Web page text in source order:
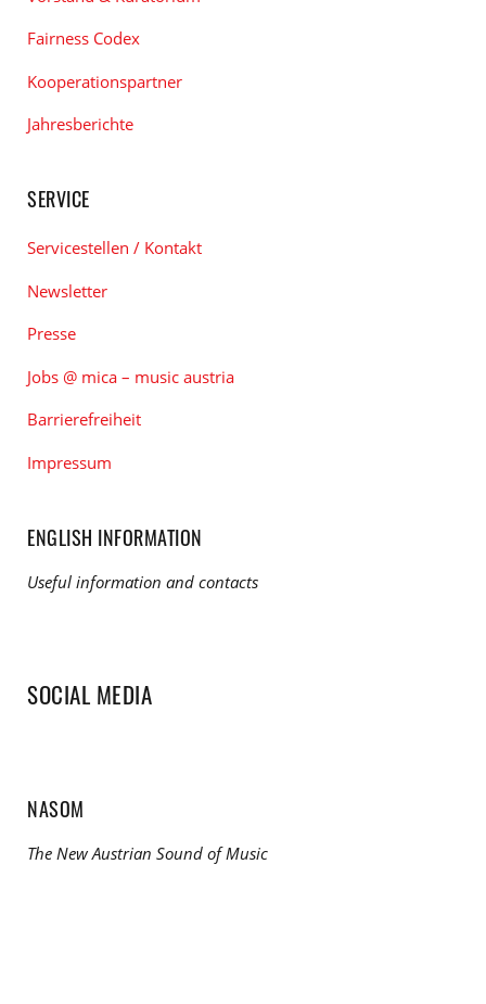
Fairness Codex
Kooperationspartner
Jahresberichte
SERVICE
Servicestellen / Kontakt
Newsletter
Presse
Jobs @ mica – music austria
Barrierefreiheit
Impressum
ENGLISH INFORMATION
Useful information and contacts
SOCIAL MEDIA
NASOM
The New Austrian Sound of Music